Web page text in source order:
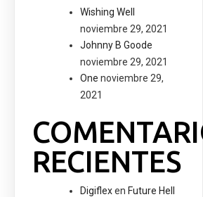
Wishing Well
noviembre 29, 2021
Johnny B Goode
noviembre 29, 2021
One noviembre 29,
2021
RECIENTES
Digiflexen Future Hell